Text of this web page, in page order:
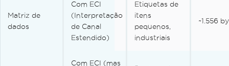
Matriz de
dados
Com ECI
(Interpretação
de Canal
Estendido)
Etiquetas de
itens
pequenos,
industriais
~1.556
Com ECI (mas